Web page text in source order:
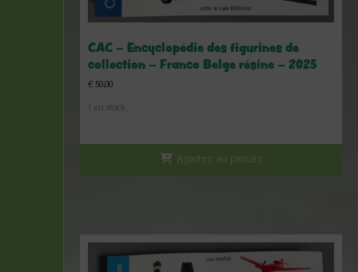
CAC – Encyclopédie des figurines de
collection – Franco Belge résine – 2025
€ 50,00
1 en stock
Ajouter au panier